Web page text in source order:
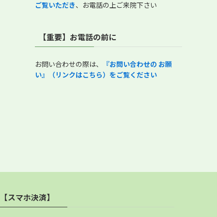
ご覧いただき、お電話の上ご来院下さい
【重要】お電話の前に
お問い合わせの際は、 『お問い合わせの お願
い』（リンクはこちら）をご覧ください
【スマホ決済】